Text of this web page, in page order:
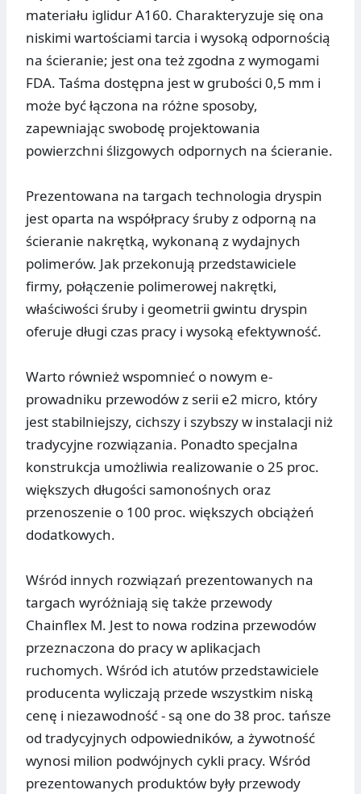
materiału iglidur A160. Charakteryzuje się ona
niskimi wartościami tarcia i wysoką odpornością
na ścieranie; jest ona też zgodna z wymogami
FDA. Taśma dostępna jest w grubości 0,5 mm i
może być łączona na różne sposoby,
zapewniając swobodę projektowania
powierzchni ślizgowych odpornych na ścieranie.
Prezentowana na targach technologia dryspin
jest oparta na współpracy śruby z odporną na
ścieranie nakrętką, wykonaną z wydajnych
polimerów. Jak przekonują przedstawiciele
firmy, połączenie polimerowej nakrętki,
właściwości śruby i geometrii gwintu dryspin
oferuje długi czas pracy i wysoką efektywność.
Warto również wspomnieć o nowym e-
prowadniku przewodów z serii e2 micro, który
jest stabilniejszy, cichszy i szybszy w instalacji niż
tradycyjne rozwiązania. Ponadto specjalna
konstrukcja umożliwia realizowanie o 25 proc.
większych długości samonośnych oraz
przenoszenie o 100 proc. większych obciążeń
dodatkowych.
Wśród innych rozwiązań prezentowanych na
targach wyróżniają się także przewody
Chainflex M. Jest to nowa rodzina przewodów
przeznaczona do pracy w aplikacjach
ruchomych. Wśród ich atutów przedstawiciele
producenta wyliczają przede wszystkim niską
cenę i niezawodność - są one do 38 proc. tańsze
od tradycyjnych odpowiedników, a żywotność
wynosi milion podwójnych cykli pracy. Wśród
prezentowanych produktów były przewody